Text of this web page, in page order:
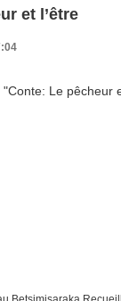
et l’être